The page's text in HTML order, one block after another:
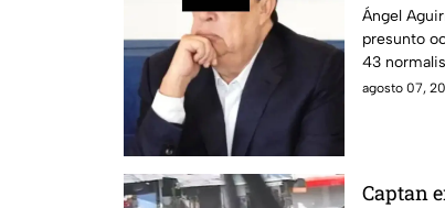
caso
Ángel
presunto
43
agosto 07,
Captan